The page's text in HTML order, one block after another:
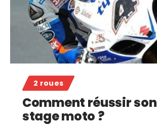
2 roues
Comment réussir son
stage moto ?